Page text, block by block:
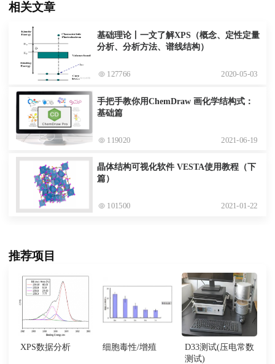
相关文章
基础理论丨一文了解XPS（概念、定性定量
分析、分析方法、谱线结构）
127766 2020-05-03
手把手教你用ChemDraw 画化学结构式：
基础篇
119020 2021-06-19
晶体结构可视化软件 VESTA使用教程（下
篇）
101500 2021-01-22
推荐项目
XPS数据分析 细胞毒性/增殖
D33测试(压电常数
测试)